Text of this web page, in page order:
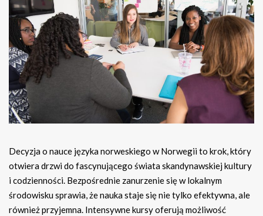
Decyzja o nauce języka norweskiego w Norwegii to krok, który
otwiera drzwi do fascynującego świata skandynawskiej kultury
i codzienności. Bezpośrednie zanurzenie się w lokalnym
środowisku sprawia, że nauka staje się nie tylko efektywna, ale
również przyjemna. Intensywne kursy oferują możliwość